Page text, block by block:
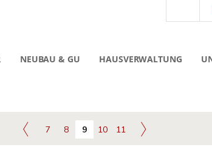
NEUBAU & GU HAUSVERWALTUNG
7 8 9 10 11